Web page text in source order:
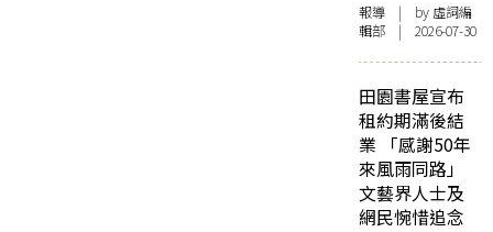
報導 | by 虛詞編
輯部 | 2026-07-30
田園書屋宣布
租約期滿後結
業 「感謝50年
來風雨同路」
文藝界人士及
網民惋惜追念